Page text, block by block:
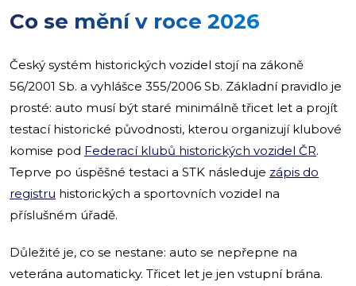
Co se mění v roce 2026
Český systém historických vozidel stojí na zákoně
56/2001 Sb. a vyhlášce 355/2006 Sb. Základní pravidlo je
prosté: auto musí být staré minimálně třicet let a projít
testací historické původnosti, kterou organizují klubové
komise pod Federací klubů historických vozidel ČR.
Teprve po úspěšné testaci a STK následuje zápis do
registru historických a sportovních vozidel na
příslušném úřadě.
Důležité je, co se nestane: auto se nepřepne na
veterána automaticky. Třicet let je jen vstupní brána.